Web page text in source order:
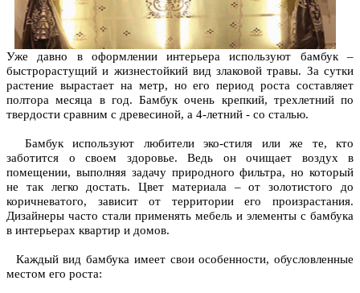
Уже давно в оформлении интерьера используют бамбук –
быстрорастущий и жизнестойкий вид злаковой травы. За сутки
растение вырастает на метр, но его период роста составляет
полтора месяца в год. Бамбук очень крепкий, трехлетний по
твердости сравним с древесиной, а 4-летний - со сталью.
Бамбук используют любители эко-стиля или же те, кто
заботится о своем здоровье. Ведь он очищает воздух в
помещении, выполняя задачу природного фильтра, но который
не так легко достать. Цвет материала – от золотистого до
коричневатого, зависит от территории его произрастания.
Дизайнеры часто стали применять мебель и элементы с бамбука
в интерьерах квартир и домов.
Каждый вид бамбука имеет свои особенности, обусловленные
местом его роста: